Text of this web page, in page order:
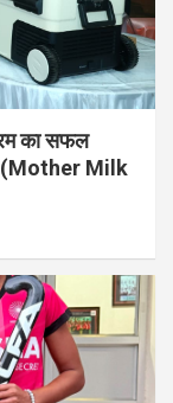
का सफल
(Mother Milk